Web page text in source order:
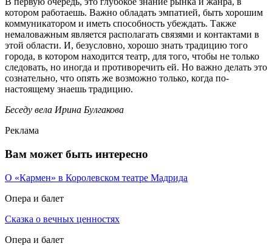
котором работаешь. Важно обладать эмпатией, быть хорошим
коммуникатором и иметь способность убеждать. Также
немаловажным является располагать связями и контактами в
этой области. И, безусловно, хорошо знать традицию того
города, в котором находится театр, для того, чтобы не только
следовать, но иногда и противоречить ей. Но важно делать это
сознательно, что опять же возможно только, когда по-
настоящему знаешь традицию.
Беседу вела Ирина Булгакова
Реклама
Вам может быть интересно
О «Кармен» в Королевском театре Мадрида
Опера и балет
Сказка о вечных ценностях
Опера и балет